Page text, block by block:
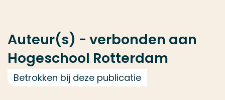
Auteur(s) - verbonden aan
Hogeschool Rotterdam
Betrokken bij deze publicatie